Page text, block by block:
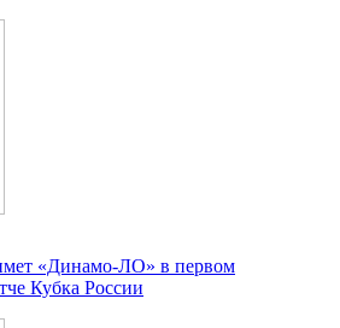
«Динамо-ЛО» в первом
Кубка России